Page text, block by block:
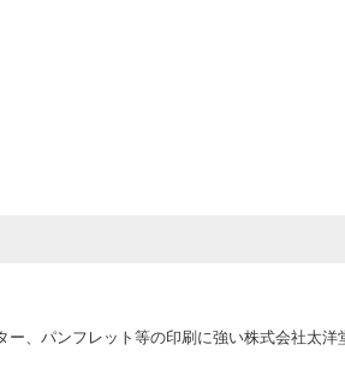
することに対
の委託先へ提
、パンフレット等の印刷に強い株式会社太洋